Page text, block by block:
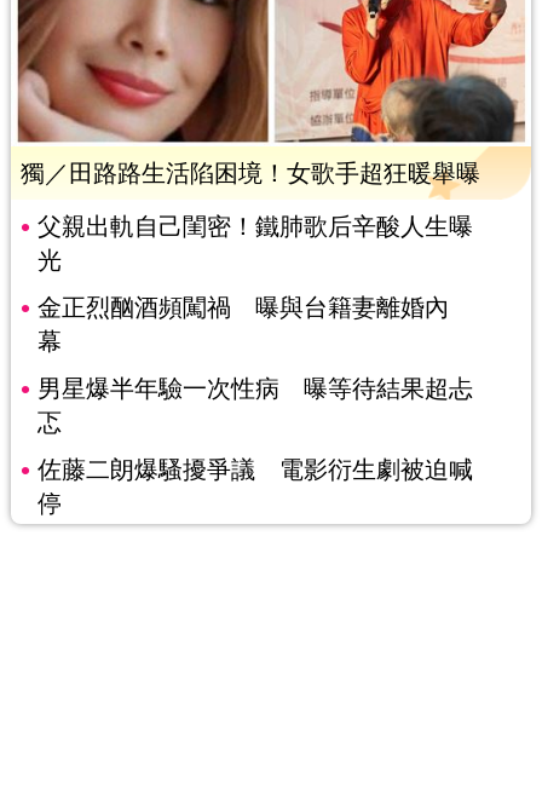
獨／田路路生活陷困境！女歌手超狂暖舉曝
父親出軌自己閨密！鐵肺歌后辛酸人生曝
光
金正烈酗酒頻闖禍 曝與台籍妻離婚內
幕
男星爆半年驗一次性病 曝等待結果超忐
忑
佐藤二朗爆騷擾爭議 電影衍生劇被迫喊
停